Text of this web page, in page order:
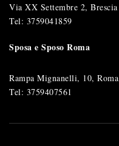
Via XX Settembre 2, Brescia
Tel: 3759041859
Sposa e Sposo Roma
Rampa Mignanelli, 10, Roma
Tel: 3759407561